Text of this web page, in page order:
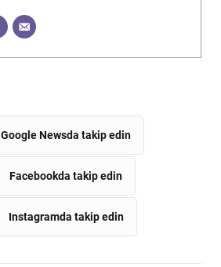
Google Newsda takip edin
Facebookda takip edin
Instagramda takip edin